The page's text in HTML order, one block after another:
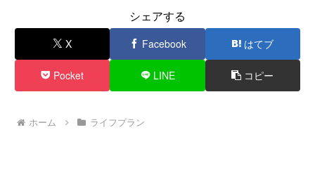
シェアする
X Facebook はてブ
Pocket LINE コピー
ホーム ライフプラン